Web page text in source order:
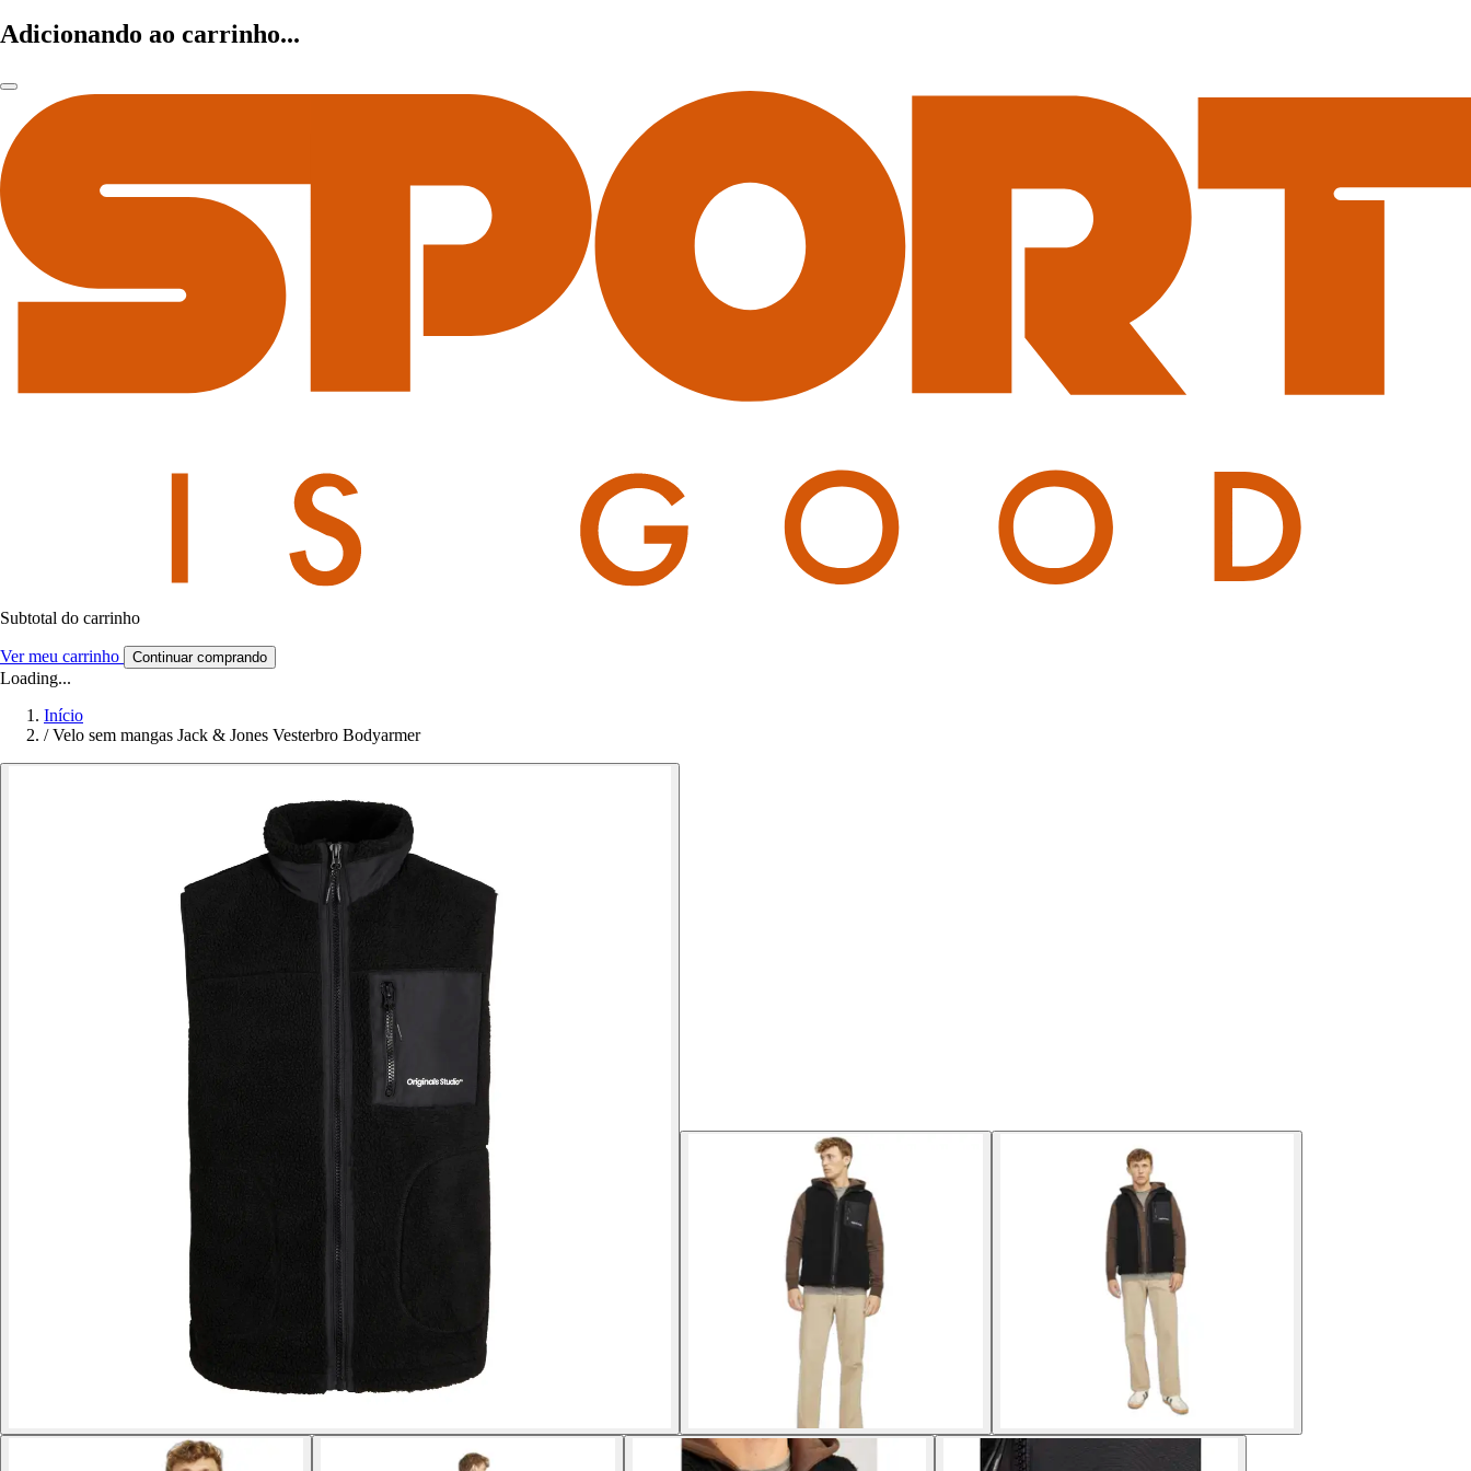
Adicionando ao carrinho...
Subtotal do carrinho
Ver meu carrinho Continuar comprando
Loading...
Início
/ Velo sem mangas Jack & Jones Vesterbro Bodyarmer